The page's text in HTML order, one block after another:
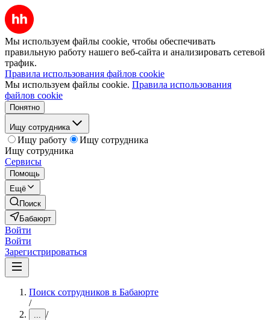
Мы используем файлы cookie, чтобы обеспечивать
правильную работу нашего веб-сайта и анализировать сетевой
трафик.
Правила использования файлов cookie
Мы используем файлы cookie. Правила использования
файлов cookie
Понятно
Ищу сотрудника
Ищу работу
Ищу сотрудника
Ищу сотрудника
Сервисы
Помощь
Ещё
Поиск
Бабаюрт
Войти
Войти
Зарегистрироваться
Поиск сотрудников в Бабаюрте
/
... /